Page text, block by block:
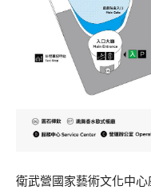
衛武營國家藝術文化中